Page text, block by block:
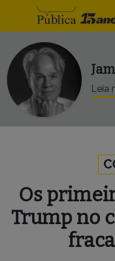
Skip to content
Leia
Os
Trump no